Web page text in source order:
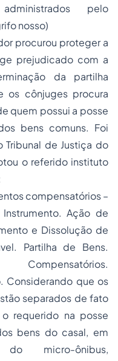
pelo
nosso)
procurou proteger a
prejudicado com a
da partilha
os cônjuges procura
quem possui a posse
bens comuns. Foi
de Justiça do
o referido instituto
compensatórios –
Ação de
e Dissolução de
Partilha de Bens.
Compensatórios.
Considerando que os
separados de fato
requerido na posse
bens do casal, em
do micro-ônibus,